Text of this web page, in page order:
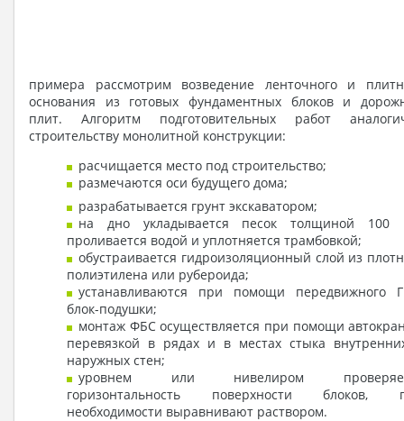
примера рассмотрим возведение ленточного и
основания из готовых фундаментных блоков и
плит. Алгоритм подготовительных работ
строительству монолитной конструкции:
расчищается место под строительство;
размечаются оси будущего дома;
разрабатывается грунт экскаватором;
на дно укладывается песок толщиной 100
проливается водой и уплотняется трамбовкой;
обустраивается гидроизоляционный слой из
полиэтилена или рубероида;
устанавливаются при помощи передвижного
блок-подушки;
монтаж ФБС осуществляется при помощи
перевязкой в рядах и в местах стыка
наружных стен;
уровнем или нивелиром
горизонтальность поверхности блоков,
необходимости выравнивают раствором.